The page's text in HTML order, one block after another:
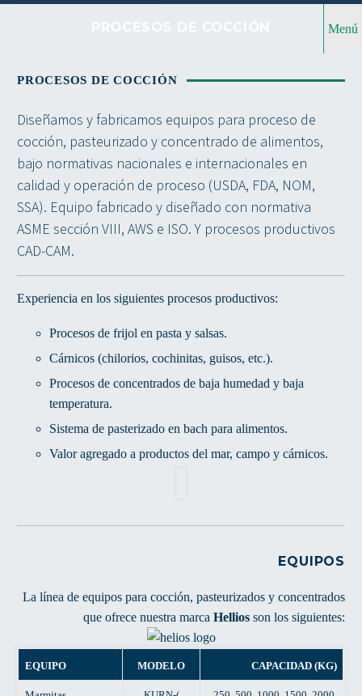
PROCESOS DE COCCIÓN
Diseñamos y fabricamos equipos para proceso de
cocción, pasteurizado y concentrado de alimentos,
bajo normativas nacionales e internacionales en
calidad y operación de proceso (USDA, FDA, NOM,
SSA). Equipo fabricado y diseñado con normativa
ASME sección VIII, AWS e ISO. Y procesos productivos
CAD-CAM.
Experiencia en los siguientes procesos productivos:
Procesos de frijol en pasta y salsas.
Cárnicos (chilorios, cochinitas, guisos, etc.).
Procesos de concentrados de baja humedad y baja
temperatura.
Sistema de pasterizado en bach para alimentos.
Valor agregado a productos del mar, campo y cárnicos.
EQUIPOS
La línea de equipos para cocción, pasteurizados y concentrados
que ofrece nuestra marca Hellios son los siguientes:
EQUIPO MODELO CAPACIDAD (KG)
Menú